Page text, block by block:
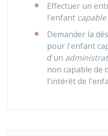
Effectuer un
l'enfant
Demander la
pour l'enfant
d'un
non capable de
l'intérêt de